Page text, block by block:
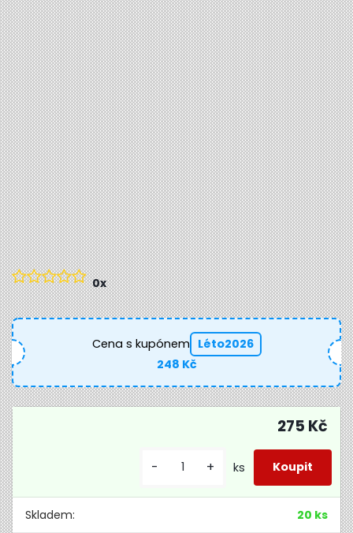
0x
Cena s kupónem Léto2026
248 Kč
Skladem: 20 ks
275 Kč
- + ks